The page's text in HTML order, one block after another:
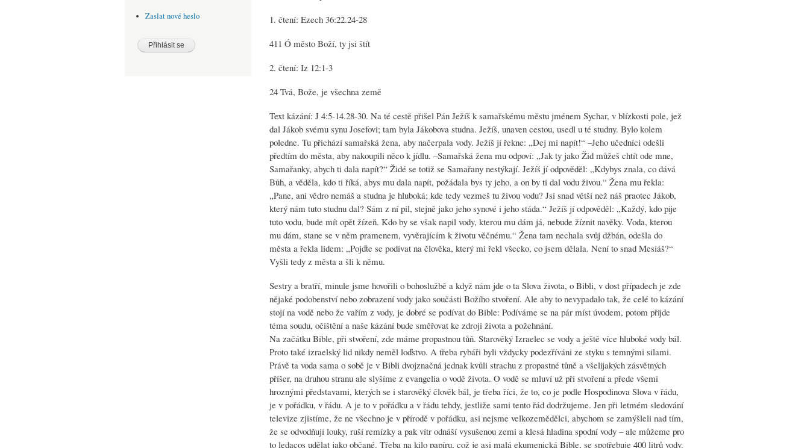
Zaslat nové heslo
1. čtení: Ezech 36:22.24-28
411 Ó město Boží, ty jsi štít
2. čtení: Iz 12:1-3
24 Tvá, Bože, je všechna země
Text kázání: J 4:5-14.28-30. Na té cestě přišel Pán Ježíš k samařskému městu jménem Sychar, v blízkosti pole, jež
dal Jákob svému synu Josefovi; tam byla Jákobova studna. Ježíš, unaven cestou, usedl u té studny. Bylo kolem
poledne. Tu přichází samařská žena, aby načerpala vody. Ježíš jí řekne: „Dej mi napít!“ –Jeho učedníci odešli
předtím do města, aby nakoupili něco k jídlu. –Samařská žena mu odpoví: „Jak ty jako Žid můžeš chtít ode mne,
Samařanky, abych ti dala napít?“ Židé se totiž se Samařany nestýkají. Ježíš jí odpověděl: „Kdybys znala, co dává
Bůh, a věděla, kdo ti říká, abys mu dala napít, požádala bys ty jeho, a on by ti dal vodu živou.“ Žena mu řekla:
„Pane, ani vědro nemáš a studna je hluboká; kde tedy vezmeš tu živou vodu? Jsi snad větší než náš praotec Jákob,
který nám tuto studnu dal? Sám z ní pil, stejně jako jeho synové i jeho stáda.“ Ježíš jí odpověděl: „Každý, kdo pije
tuto vodu, bude mít opět žízeň. Kdo by se však napil vody, kterou mu dám já, nebude žíznit navěky. Voda, kterou
mu dám, stane se v něm pramenem, vyvěrajícím k životu věčnému.“ Žena tam nechala svůj džbán, odešla do
města a řekla lidem: „Pojďte se podívat na člověka, který mi řekl všecko, co jsem dělala. Není to snad Mesiáš?“
Vyšli tedy z města a šli k němu.
Sestry a bratří, minule jsme hovořili o bohoslužbě a když nám jde o ta Slova života, o Bibli, v dost případech je zde
nějaké podobenství nebo zobrazení vody jako součásti Božího stvoření. Ale aby to nevypadalo tak, že celé to kázání
stojí na vodě nebo že vařím z vody, je dobré se podívat do Bible: Podíváme se na pár míst úvodem, potom přijde
téma soudu, očištění a naše kázání bude směřovat ke zdroji života a požehnání.
Na začátku Bible, při stvoření, zde máme propastnou tůň. Starověký Izraelec se vody a ještě více hluboké vody bál.
Proto také izraelský lid nikdy neměl loďstvo. A třeba rybáři byli vždycky podezříváni ze styku s temnými silami.
Právě ta voda sama o sobě je v Bibli dvojznačná jednak kvůli strachu z propastné tůně a všelijakých zásvětných
příšer, na druhou stranu ale slyšíme z evangelia o vodě života. O vodě se mluví už při stvoření a přede všemi
hroznými představami, kterých se i starověký člověk bál, je třeba říci, že to, co je podle Hospodinova Slova v řádu,
je v pořádku, v řádu. A je to v pořádku a v řádu tehdy, jestliže sami tento řád dodržujeme. Jen při letmém sledování
televize zjistíme, že ne všechno je v přírodě v pořádku, asi nejsme velkozemědělci, abychom se zamýšleli nad tím,
že se odvodňují louky, ruší remízky a pak vítr odnáší vysušenou zemi a klesá hladina spodní vody – ale můžeme pro
to ledacos udělat jako občané. Třeba na kilo papíru, což je asi malá ekumenická Bible, se spotřebuje 400 litrů vody.